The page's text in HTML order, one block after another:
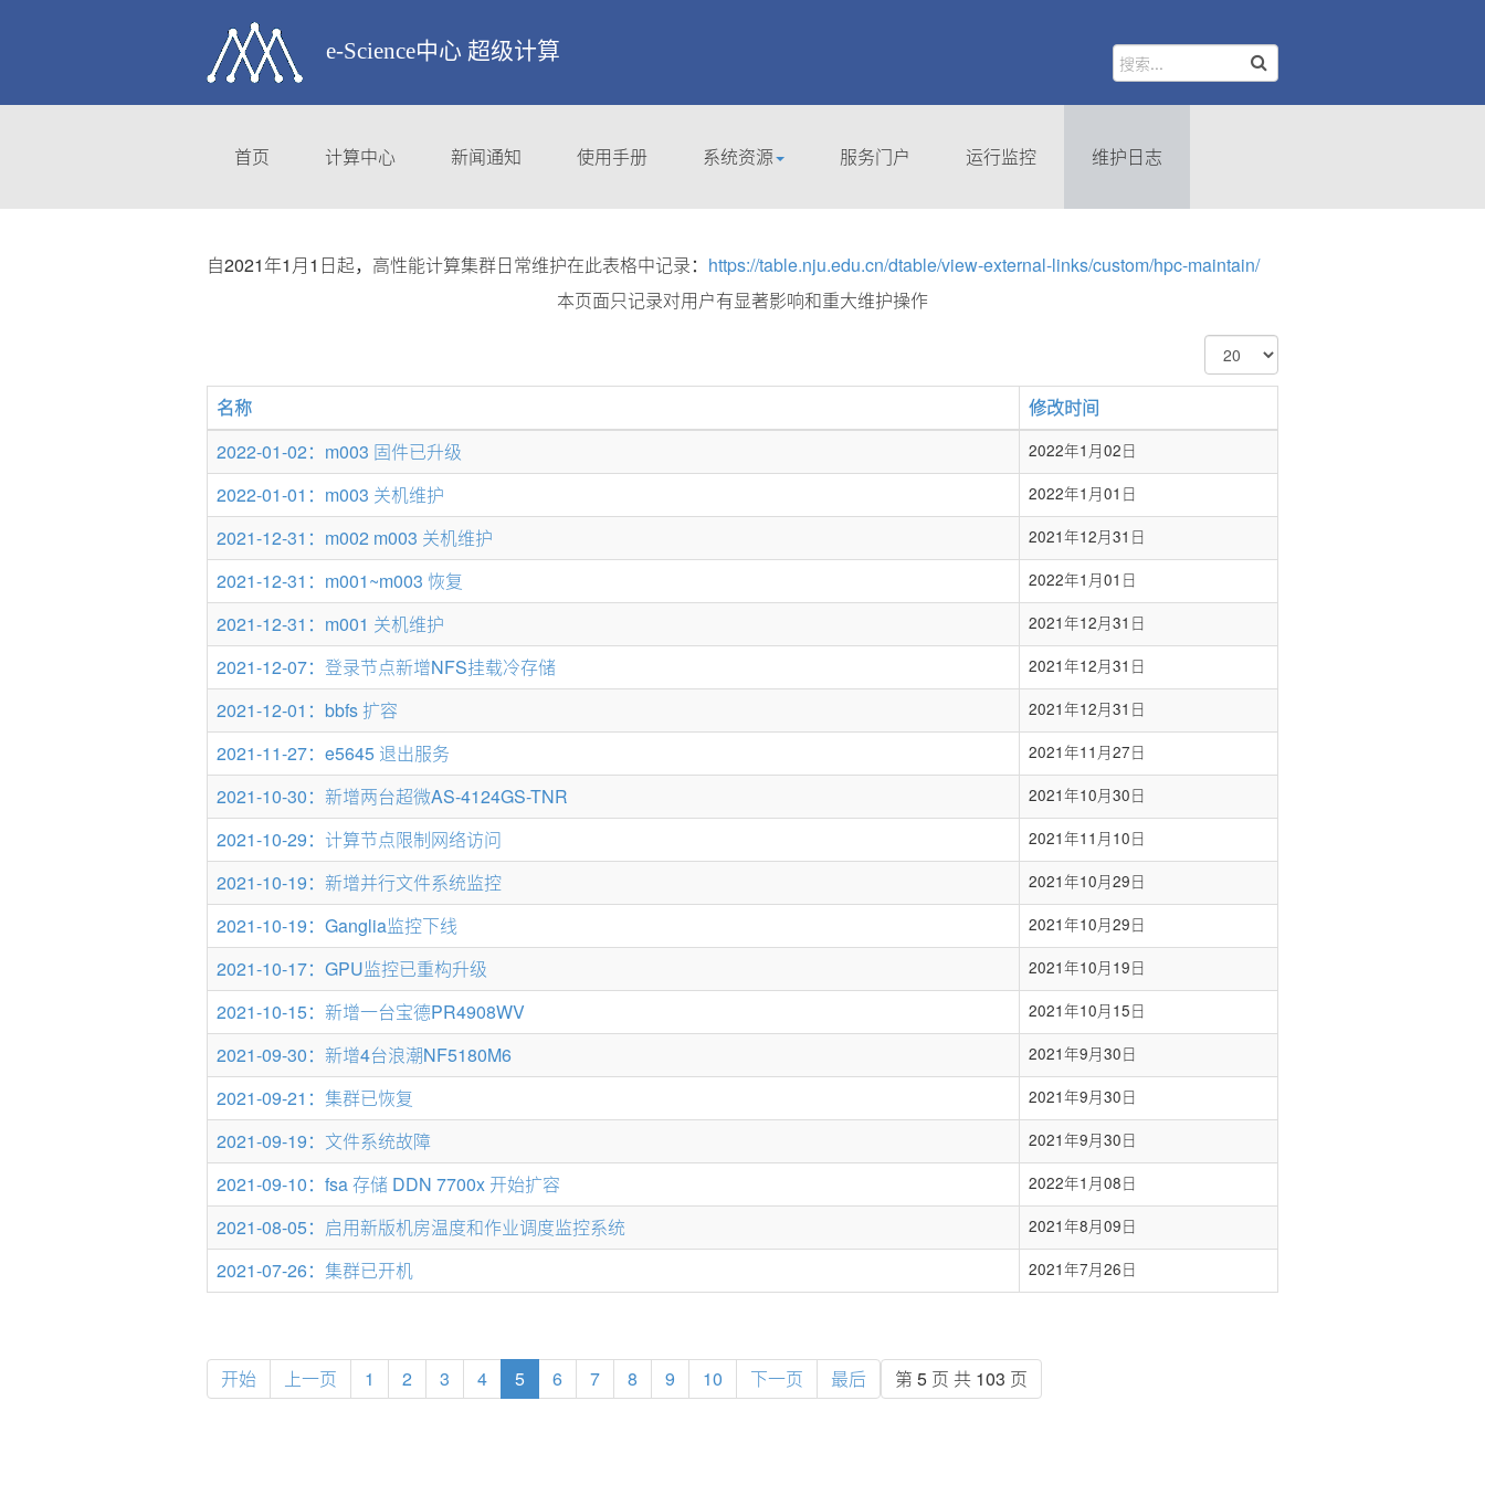
e-Science中心 超级计算
首页 计算中心 新闻通知 使用手册 系统资源 服务门户 运行监控 维护日志
自2021年1月1日起，高性能计算集群日常维护在此表格中记录： https://table.nju.edu.cn/dtable/view-external-links/custom/hpc-maintain/
本页面只记录对用户有显著影响和重大维护操作
每
页
显
数
名称
修改时间
2022-01-02：m003 固件已升级
2022年1月02日
2022-01-01：m003 关机维护 2022年1月01日
2021-12-31：m002 m003 关机维护 2021年12月31日
2021-12-31：m001~m003 恢复 2022年1月01日
2021-12-31：m001 关机维护 2021年12月31日
2021-12-07：登录节点新增NFS挂载冷存储 2021年12月31日
2021-12-01：bbfs 扩容 2021年12月31日
2021-11-27：e5645 退出服务 2021年11月27日
2021-10-30：新增两台超微AS-4124GS-TNR 2021年10月30日
2021-10-29：计算节点限制网络访问 2021年11月10日
2021-10-19：新增并行文件系统监控 2021年10月29日
2021-10-19：Ganglia监控下线 2021年10月29日
2021-10-17：GPU监控已重构升级 2021年10月19日
2021-10-15：新增一台宝德PR4908WV 2021年10月15日
2021-09-30：新增4台浪潮NF5180M6 2021年9月30日
2021-09-21：集群已恢复 2021年9月30日
2021-09-19：文件系统故障 2021年9月30日
2021-09-10：fsa 存储 DDN 7700x 开始扩容 2022年1月08日
2021-08-05：启用新版机房温度和作业调度监控系统 2021年8月09日
2021-07-26：集群已开机 2021年7月26日
第 5 页 共 103 页
开始 上一页 1 2 3 4 5 6 7 8 9 10 下一页 最后